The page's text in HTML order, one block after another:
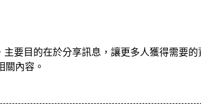
要目的在於分享訊息，讓更多人獲得需要
關內容。